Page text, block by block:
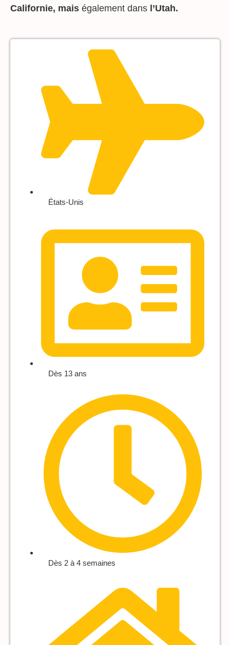
Californie, mais également dans l’Utah.
États-Unis
Dès 13 ans
Dès 2 à 4 semaines